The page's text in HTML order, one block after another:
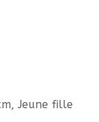
Jeune fille